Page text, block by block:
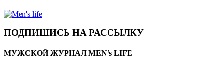
ПОДПИШИСЬ НА РАССЫЛКУ
МУЖСКОЙ ЖУРНАЛ MEN’s LIFE